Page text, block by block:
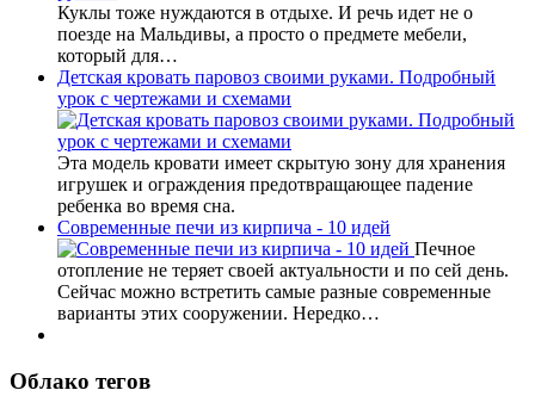
Куклы тоже нуждаются в отдыхе. И речь идет не о
поезде на Мальдивы, а просто о предмете мебели,
который для…
Детская кровать паровоз своими руками. Подробный
урок с чертежами и схемами
Эта модель кровати имеет скрытую зону для хранения
игрушек и ограждения предотвращающее падение
ребенка во время сна.
Современные печи из кирпича - 10 идей
Печное
отопление не теряет своей актуальности и по сей день.
Сейчас можно встретить самые разные современные
варианты этих сооружении. Нередко…
Облако тегов